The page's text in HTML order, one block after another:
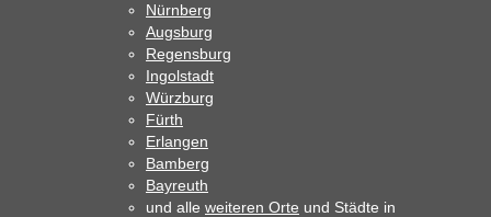
Nürnberg
Augsburg
Regensburg
Ingolstadt
Würzburg
Fürth
Erlangen
Bamberg
Bayreuth
und alle weiteren Orte und Städte in